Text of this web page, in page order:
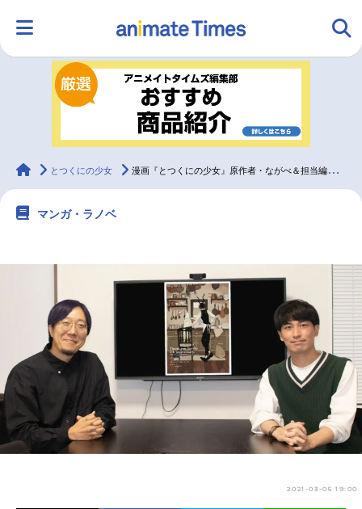
ランキング アニメ
ラジオ みんなの声
トレンド 無料マンガ
最新記事一覧
アニメ記事一覧 声優記事一覧
アニメ映画一覧 実写化映画一覧
今期アニメ曜日別一覧
animateTimes
とつくにの少女 漫画『とつくにの少女』原作者・ながべ＆担当編集・新福インタビュー
マンガ・ラノベ
2021-03-05 19:00